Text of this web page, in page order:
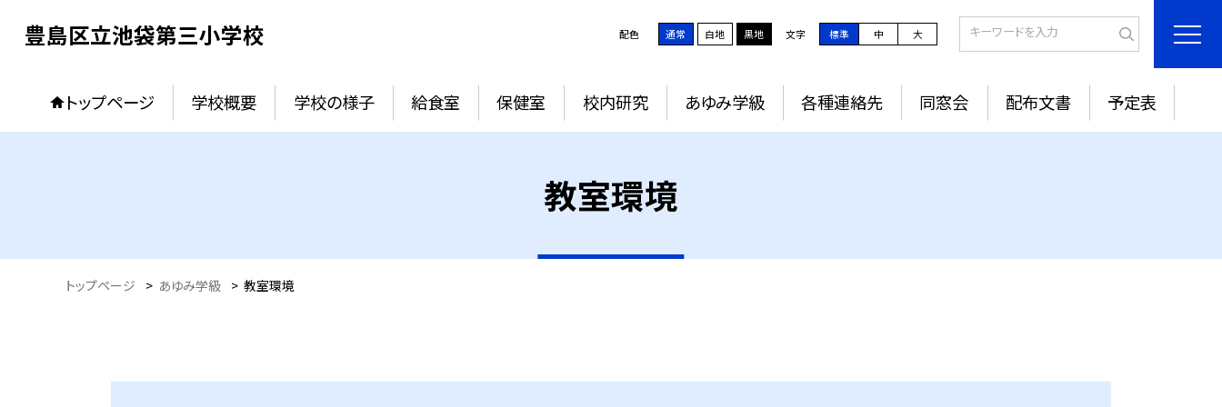
豊島区立池袋第三小学校 配色 通常 白地 黒地 文字 標準 中 大
トップページ 学校概要 学校の様子 給食室 保健室 校内研究 あゆみ学級 各種連絡先 同窓会 配布文書 予定表
教室環境
トップページ > あゆみ学級 > 教室環境